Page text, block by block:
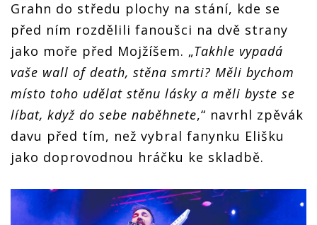
Grahn do středu plochy na stání, kde se
před ním rozdělili fanoušci na dvě strany
jako moře před Mojžíšem. „Takhle vypadá
vaše wall of death, stěna smrti? Měli bychom
místo toho udělat stěnu lásky a měli byste se
líbat, když do sebe naběhnete,“ navrhl zpěvák
davu před tím, než vybral fanynku Elišku
jako doprovodnou hráčku ke skladbě.